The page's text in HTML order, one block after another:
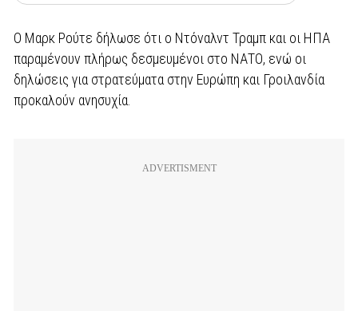
Ο Μαρκ Ρούτε δήλωσε ότι ο Ντόναλντ Τραμπ και οι ΗΠΑ
παραμένουν πλήρως δεσμευμένοι στο ΝΑΤΟ, ενώ οι
δηλώσεις για στρατεύματα στην Ευρώπη και Γροιλανδία
προκαλούν ανησυχία.